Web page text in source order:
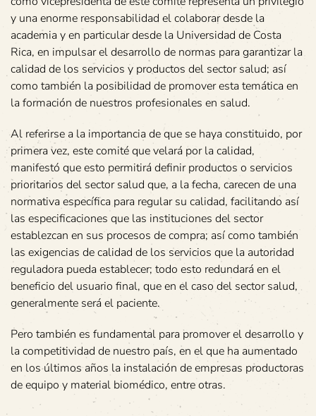
y una enorme responsabilidad el colaborar desde la
academia y en particular desde la Universidad de Costa
Rica, en impulsar el desarrollo de normas para garantizar la
calidad de los servicios y productos del sector salud; así
como también la posibilidad de promover esta temática en
la formación de nuestros profesionales en salud.
Al referirse a la importancia de que se haya constituido, por
primera vez, este comité que velará por la calidad,
manifestó que esto permitirá definir productos o servicios
prioritarios del sector salud que, a la fecha, carecen de una
normativa específica para regular su calidad, facilitando así
las especificaciones que las instituciones del sector
establezcan en sus procesos de compra; así como también
las exigencias de calidad de los servicios que la autoridad
reguladora pueda establecer; todo esto redundará en el
beneficio del usuario final, que en el caso del sector salud,
generalmente será el paciente.
Pero también es fundamental para promover el desarrollo y
la competitividad de nuestro país, en el que ha aumentado
en los últimos años la instalación de empresas productoras
de equipo y material biomédico, entre otras.